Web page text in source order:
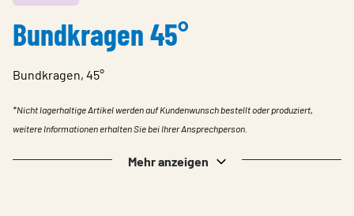
Über Lindab
Einloggen
Sprache wählen
Bundkragen 45°
Bundkragen, 45°
*Nicht lagerhaltige Artikel werden auf Kundenwunsch bestellt oder produziert,
weitere Informationen erhalten Sie bei Ihrer Ansprechperson.
Mehr anzeigen